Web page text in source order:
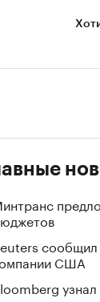
США